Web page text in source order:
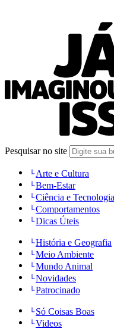
Pesquisar no site
Arte e Cultura
Bem-Estar
Ciência e Tecnologia
Comportamentos
Dicas Úteis
História e Geografia
Meio Ambiente
Mundo Animal
Novidades
Patrocinado
Só Coisas Boas
Videos